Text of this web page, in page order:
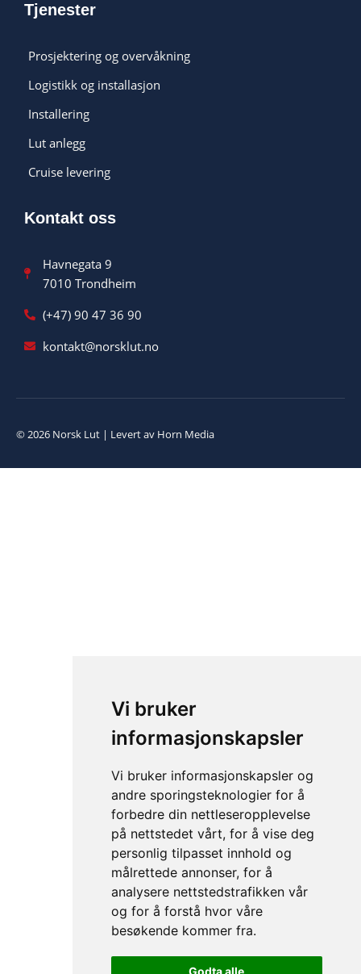
Vi bruker
informasjonskapsler
Vi bruker informasjonskapsler og
andre sporingsteknologier for å
forbedre din nettleseropplevelse
på nettstedet vårt, for å vise deg
personlig tilpasset innhold og
målrettede annonser, for å
analysere nettstedstrafikken vår
og for å forstå hvor våre
besøkende kommer fra.
Godta alle
Tjenester
Prosjektering og overvåkning
Logistikk og installasjon
Installering
Lut anlegg
Cruise levering
Kontakt oss
Havnegata 9
7010 Trondheim
(+47) 90 47 36 90
kontakt@norsklut.no
© 2026 Norsk Lut | Levert av Horn Media